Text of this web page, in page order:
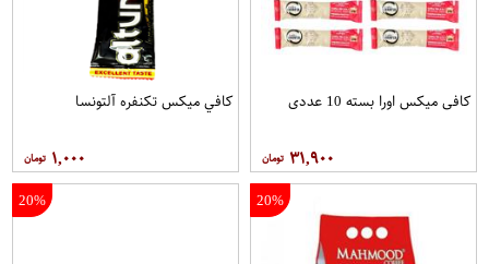
کافی میکس اورا بسته 10 عددی
۳۱,۹۰۰
کافي ميکس تکنفره آلتونسا
۱,۰۰۰
20%
20%